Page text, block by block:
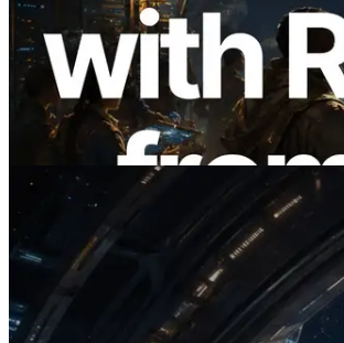
ERPC erweitert Solana
um Ping-Messung aus 7
Regionen — Validators
ebenfalls gestartet
Lesen Sie diesen Artikel